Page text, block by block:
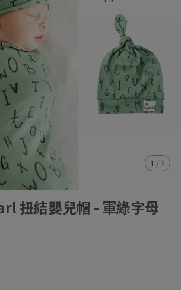
1 / 3
扭結嬰兒帽 - 軍綠字母